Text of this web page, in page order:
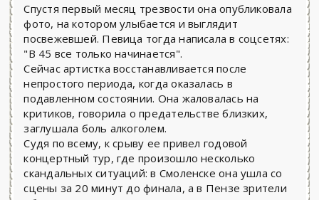
Спустя первый месяц трезвости она опубликовала
фото, на котором улыбается и выглядит
посвежевшей. Певица тогда написала в соцсетях:
"В 45 все только начинается".
Сейчас артистка восстанавливается после
непростого периода, когда оказалась в
подавленном состоянии. Она жаловалась на
критиков, говорила о предательстве близких,
заглушала боль алкоголем.
Судя по всему, к срыву ее привел годовой
концертный тур, где произошло несколько
скандальных ситуаций: в Смоленске она ушла со
сцены за 20 минут до финала, а в Пензе зрители